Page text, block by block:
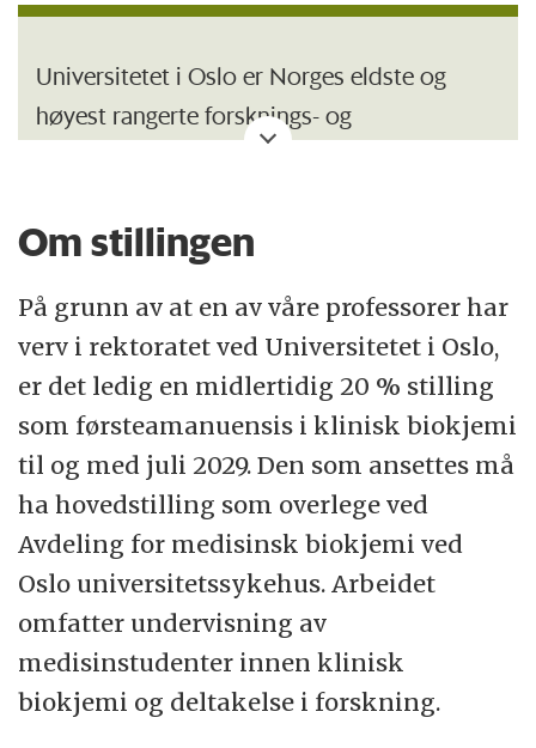
Universitetet i Oslo er Norges eldste og
høyest rangerte forsknings- og
internasjonalt anerkjente forskningsmiljøer
gjør UiO til en viktig samfunnsaktør.
Institutt for klinisk medisin har sin
primærvirksomhet i krysningspunktet
mellom universitets- og sykehussektoren, og
samarbeider tett med Oslo
universitetssykehus HF og Akershus
universitetssykehus HF. Instituttet er
ledende innen klinisk medisin og medisinsk
forskning i Norge, og har høy undervisnings-
og forskningsaktivitet. Arbeidsfeltet er
bredt, og instituttet preges av solid faglig
Om stillingen
På grunn av at en av våre professorer har
verv i rektoratet ved Universitetet i Oslo,
er det ledig en midlertidig 20 % stilling
som førsteamanuensis i klinisk biokjemi
til og med juli 2029. Den som ansettes må
ha hovedstilling som overlege ved
Avdeling for medisinsk biokjemi ved
Oslo universitetssykehus. Arbeidet
omfatter undervisning av
medisinstudenter innen klinisk
biokjemi og deltakelse i forskning.